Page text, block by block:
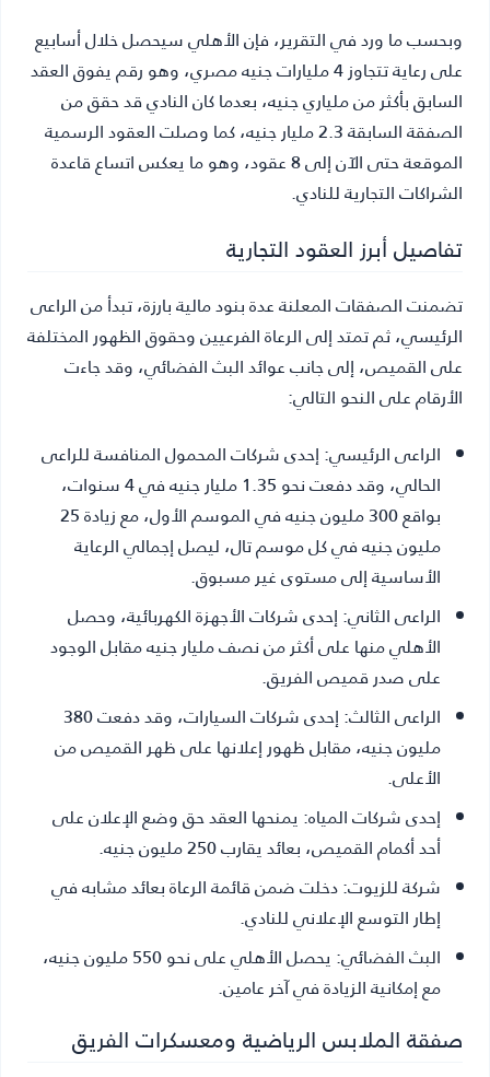
وبحسب ما ورد في التقرير، فإن الأهلي سيحصل خلال أسابيع
على رعاية تتجاوز 4 مليارات جنيه مصري، وهو رقم يفوق العقد
السابق بأكثر من ملياري جنيه، بعدما كان النادي قد حقق من
الصفقة السابقة 2.3 مليار جنيه، كما وصلت العقود الرسمية
الموقعة حتى الآن إلى 8 عقود، وهو ما يعكس اتساع قاعدة
الشراكات التجارية للنادي.
تفاصيل أبرز العقود التجارية
تضمنت الصفقات المعلنة عدة بنود مالية بارزة، تبدأ من الراعى
الرئيسي، ثم تمتد إلى الرعاة الفرعيين وحقوق الظهور المختلفة
على القميص، إلى جانب عوائد البث الفضائي، وقد جاءت
الأرقام على النحو التالي:
الراعى الرئيسي:إحدى شركات المحمول المنافسة للراعى
الحالي، وقد دفعت نحو 1.35 مليار جنيه في 4 سنوات،
بواقع 300 مليون جنيه في الموسم الأول، مع زيادة 25
مليون جنيه في كل موسم تال، ليصل إجمالي الرعاية
الأساسية إلى مستوى غير مسبوق.
الراعى الثاني:إحدى شركات الأجهزة الكهربائية، وحصل
الأهلي منها على أكثر من نصف مليار جنيه مقابل الوجود
على صدر قميص الفريق.
الراعى الثالث:
إحدى شركات السيارات، وقد دفعت 380
مليون جنيه، مقابل ظهور إعلانها على ظهر القميص من
الأعلى.
إحدى شركات المياه: يمنحها العقد حق وضع الإعلان على
أحد أكمام القميص، بعائد يقارب 250 مليون جنيه.
شركة للزيوت:دخلت ضمن قائمة الرعاة بعائد مشابه في
إطار التوسع الإعلاني للنادي.
البث الفضائي:
يحصل الأهلي على نحو 550 مليون جنيه،
مع إمكانية الزيادة في آخر عامين.
صفقة الملابس الرياضية ومعسكرات الفريق